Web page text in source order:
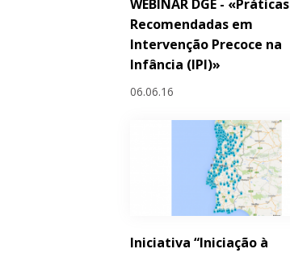
WEBINAR DGE - «Práticas
Recomendadas em
Intervenção Precoce na
Infância (IPI)»
06.06.16
Iniciativa “Iniciação à